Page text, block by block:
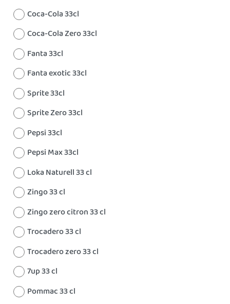
Coca-Cola 33cl
Coca-Cola Zero 33cl
Fanta 33cl
Fanta exotic 33cl
Sprite 33cl
Sprite Zero 33cl
Pepsi 33cl
Pepsi Max 33cl
Loka Naturell 33 cl
Zingo 33 cl
Zingo zero citron 33 cl
Trocadero 33 cl
Trocadero zero 33 cl
7up 33 cl
Pommac 33 cl